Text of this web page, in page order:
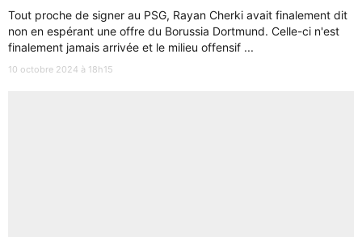
Tout proche de signer au PSG, Rayan Cherki avait finalement dit
non en espérant une offre du Borussia Dortmund. Celle-ci n'est
finalement jamais arrivée et le milieu offensif ...
10 octobre 2024 à 18h15